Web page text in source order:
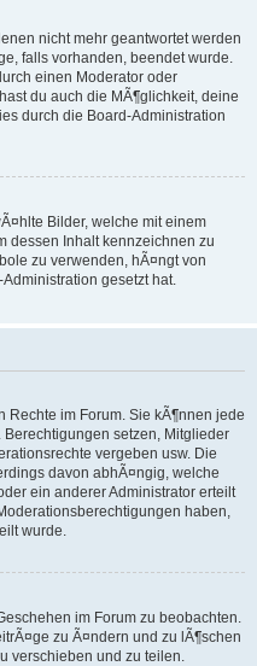
nicht mehr geantwortet werden
falls vorhanden, beendet wurde.
einen Moderator oder
du auch die MÃ¶glichkeit, deine
durch die Board-Administration
Bilder, welche mit einem
dessen Inhalt kennzeichnen zu
zu verwenden, hÃ¤ngt von
gesetzt hat.
im Forum. Sie kÃ¶nnen jede
setzen, Mitglieder
vergeben usw. Die
davon abhÃ¤ngig, welche
ein anderer Administrator erteilt
haben,
wurde.
im Forum zu beobachten.
zu Ã¤ndern und zu lÃ¶schen
verschieben und zu teilen.